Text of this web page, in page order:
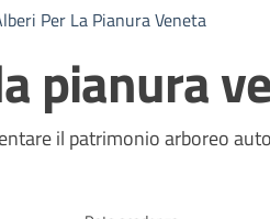
Per La Pianura Veneta
pianura
notizia
il patrimonio arboreo